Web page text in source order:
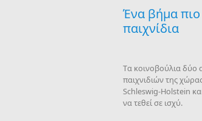
Ένα βήμα
παιχνίδια
Tα κοινοβούλια δύο
παιχνιδιών της
Schleswig-Holstein
να τεθεί σε ισχύ.